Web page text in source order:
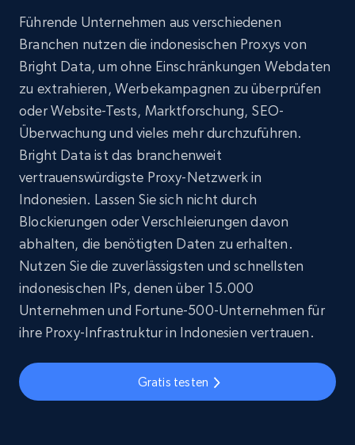
Führende Unternehmen aus verschiedenen
Branchen nutzen die indonesischen Proxys von
Bright Data, um ohne Einschränkungen Webdaten
zu extrahieren, Werbekampagnen zu überprüfen
oder Website-Tests, Marktforschung, SEO-
Überwachung und vieles mehr durchzuführen.
Bright Data ist das branchenweit
vertrauenswürdigste Proxy-Netzwerk in
Indonesien. Lassen Sie sich nicht durch
Blockierungen oder Verschleierungen davon
abhalten, die benötigten Daten zu erhalten.
Nutzen Sie die zuverlässigsten und schnellsten
indonesischen IPs, denen über 15.000
Unternehmen und Fortune-500-Unternehmen für
ihre Proxy-Infrastruktur in Indonesien vertrauen.
Gratis testen